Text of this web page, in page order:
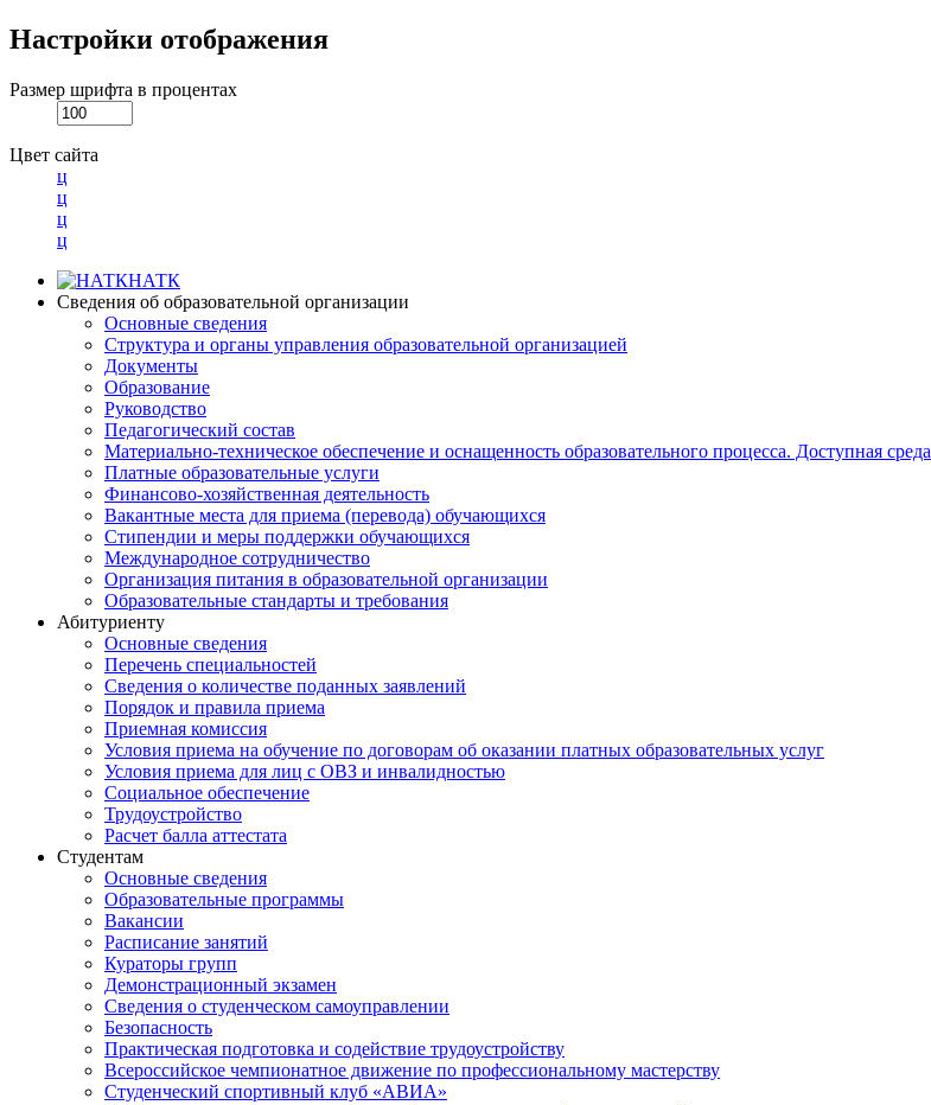
Настройки отображения
Размер шрифта в процентах
Цвет сайта
ц
ц
ц
ц
НАТК
Сведения об образовательной организации
Основные сведения
Структура и органы управления образовательной организацией
Документы
Образование
Руководство
Педагогический состав
Материально-техническое обеспечение и оснащенность образовательного процесса. Доступная среда
Платные образовательные услуги
Финансово-хозяйственная деятельность
Вакантные места для приема (перевода) обучающихся
Стипендии и меры поддержки обучающихся
Международное сотрудничество
Организация питания в образовательной организации
Образовательные стандарты и требования
Абитуриенту
Основные сведения
Перечень специальностей
Cведения о количестве поданных заявлений
Порядок и правила приема
Приемная комиссия
Условия приема на обучение по договорам об оказании платных образовательных услуг
Условия приема для лиц с ОВЗ и инвалидностью
Социальное обеспечение
Трудоустройство
Расчет балла аттестата
Студентам
Основные сведения
Образовательные программы
Вакансии
Расписание занятий
Кураторы групп
Демонстрационный экзамен
Сведения о студенческом самоуправлении
Безопасность
Практическая подготовка и содействие трудоустройству
Всероссийское чемпионатное движение по профессиональному мастерству
Студенческий спортивный клуб «АВИА»